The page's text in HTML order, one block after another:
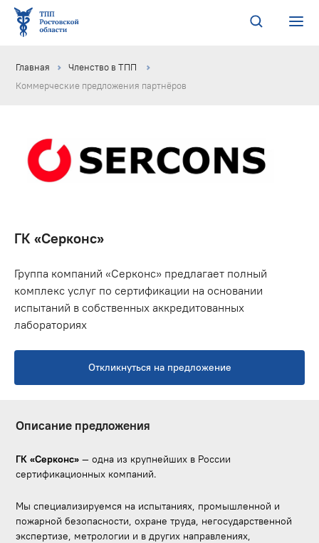
Главная
Членство в ТПП
Коммерческие предложения партнёров
ГК «Серконс»
Группа компаний «Серконс» предлагает полный
комплекс услуг по сертификации на основании
испытаний в собственных аккредитованных
лабораториях
Откликнуться на предложение
Описание предложения
ГК «Серконс» — одна из крупнейших в России
сертификационных компаний.
Мы специализируемся на испытаниях, промышленной и
пожарной безопасности, охране труда, негосударственной
экспертизе, метрологии и в других направлениях,